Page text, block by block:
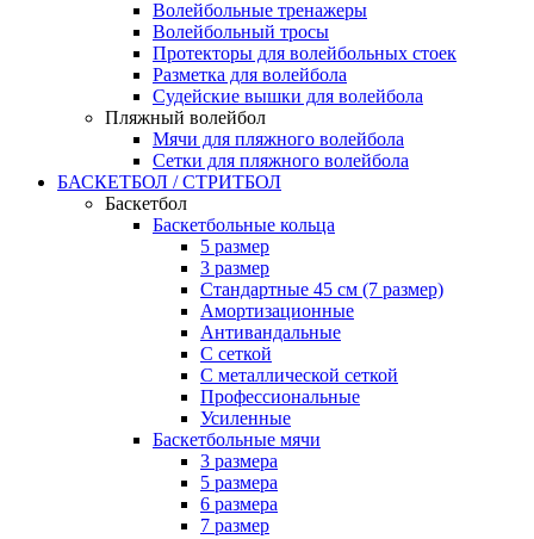
Волейбольные тренажеры
Волейбольный тросы
Протекторы для волейбольных стоек
Разметка для волейбола
Судейские вышки для волейбола
Пляжный волейбол
Мячи для пляжного волейбола
Сетки для пляжного волейбола
БАСКЕТБОЛ / СТРИТБОЛ
Баскетбол
Баскетбольные кольца
5 размер
3 размер
Стандартные 45 см (7 размер)
Амортизационные
Антивандальные
С сеткой
С металлической сеткой
Профессиональные
Усиленные
Баскетбольные мячи
3 размера
5 размера
6 размера
7 размер